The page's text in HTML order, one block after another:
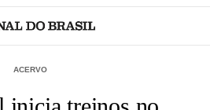
ACERVO